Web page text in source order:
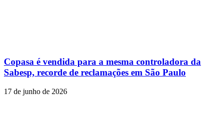
Copasa é vendida para a mesma controladora da
Sabesp, recorde de reclamações em São Paulo
17 de junho de 2026